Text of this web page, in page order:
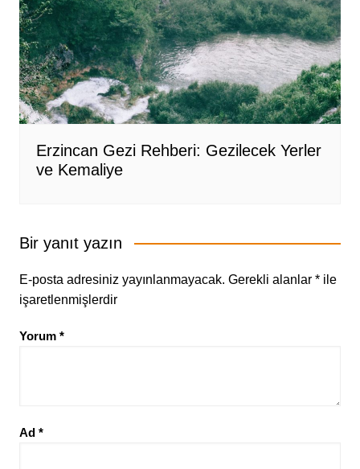
Erzincan Gezi Rehberi: Gezilecek Yerler
ve Kemaliye
Bir yanıt yazın
E-posta adresiniz yayınlanmayacak. Gerekli alanlar *ile
işaretlenmişlerdir
Yorum *
Ad *